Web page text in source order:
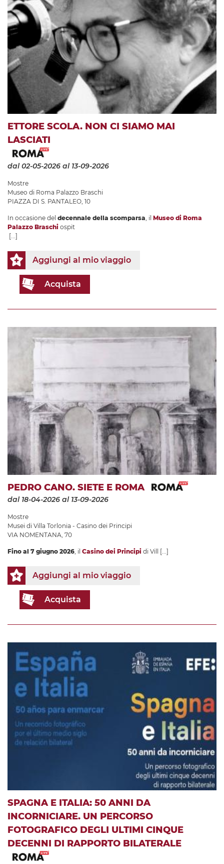
ETTORE SCOLA. NON CI SIAMO MAI
LASCIATI
dal 02-05-2026 al 13-09-2026
Mostre
Museo di Roma Palazzo Braschi
PIAZZA DI S. PANTALEO, 10
In occasione del decennale della scomparsa , il Museo di Roma
Palazzo Braschi ospit
[...]
Aggiungi al mio viaggio
Acquista
PEDRO CANO. SIETE E ROMA
dal 18-04-2026 al 13-09-2026
Mostre
Musei di Villa Torlonia - Casino dei Principi
VIA NOMENTANA, 70
Fino al 7 giugno 2026, il Casino dei Principi di Vill [...]
Aggiungi al mio viaggio
Acquista
SPAGNA E ITALIA: 50 ANNI DA
INCORNICIARE. UN PERCORSO
FOTOGRAFICO DEGLI ULTIMI CINQUE
DECENNI DI RAPPORTO BILATERALE